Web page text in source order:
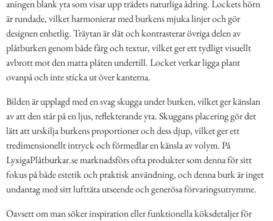
aningen blank yta som visar upp trädets naturliga ådring. Lockets hörn
är rundade, vilket harmonierar med burkens mjuka linjer och gör
designen enhetlig. Träytan är slät och kontrasterar övriga delen av
plåtburken genom både färg och textur, vilket ger ett tydligt visuellt
avbrott mot den matta plåten undertill. Locket verkar ligga plant
ovanpå och inte sticka ut över kanterna.
Bilden är upplagd med en svag skugga under burken, vilket ger känslan
av att den står på en ljus, reflekterande yta. Skuggans placering gör det
lätt att urskilja burkens proportioner och dess djup, vilket ger ett
tredimensionellt intryck och förmedlar en känsla av volym. På
LyxigaPlåtburkar.se marknadsförs ofta produkter som denna för sitt
fokus på både estetik och praktisk användning, och denna burk är inget
undantag med sitt lufttäta utseende och generösa förvaringsutrymme.
Oavsett om man söker inspiration eller funktionella köksdetaljer för